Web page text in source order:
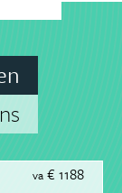
va € 1188